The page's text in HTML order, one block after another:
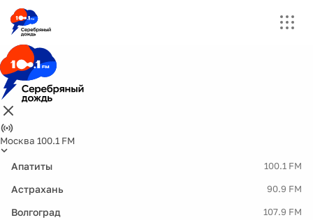
Москва 100.1 FM
Апатиты 100.1 FM
Астрахань 90.9 FM
Волгоград 107.9 FM